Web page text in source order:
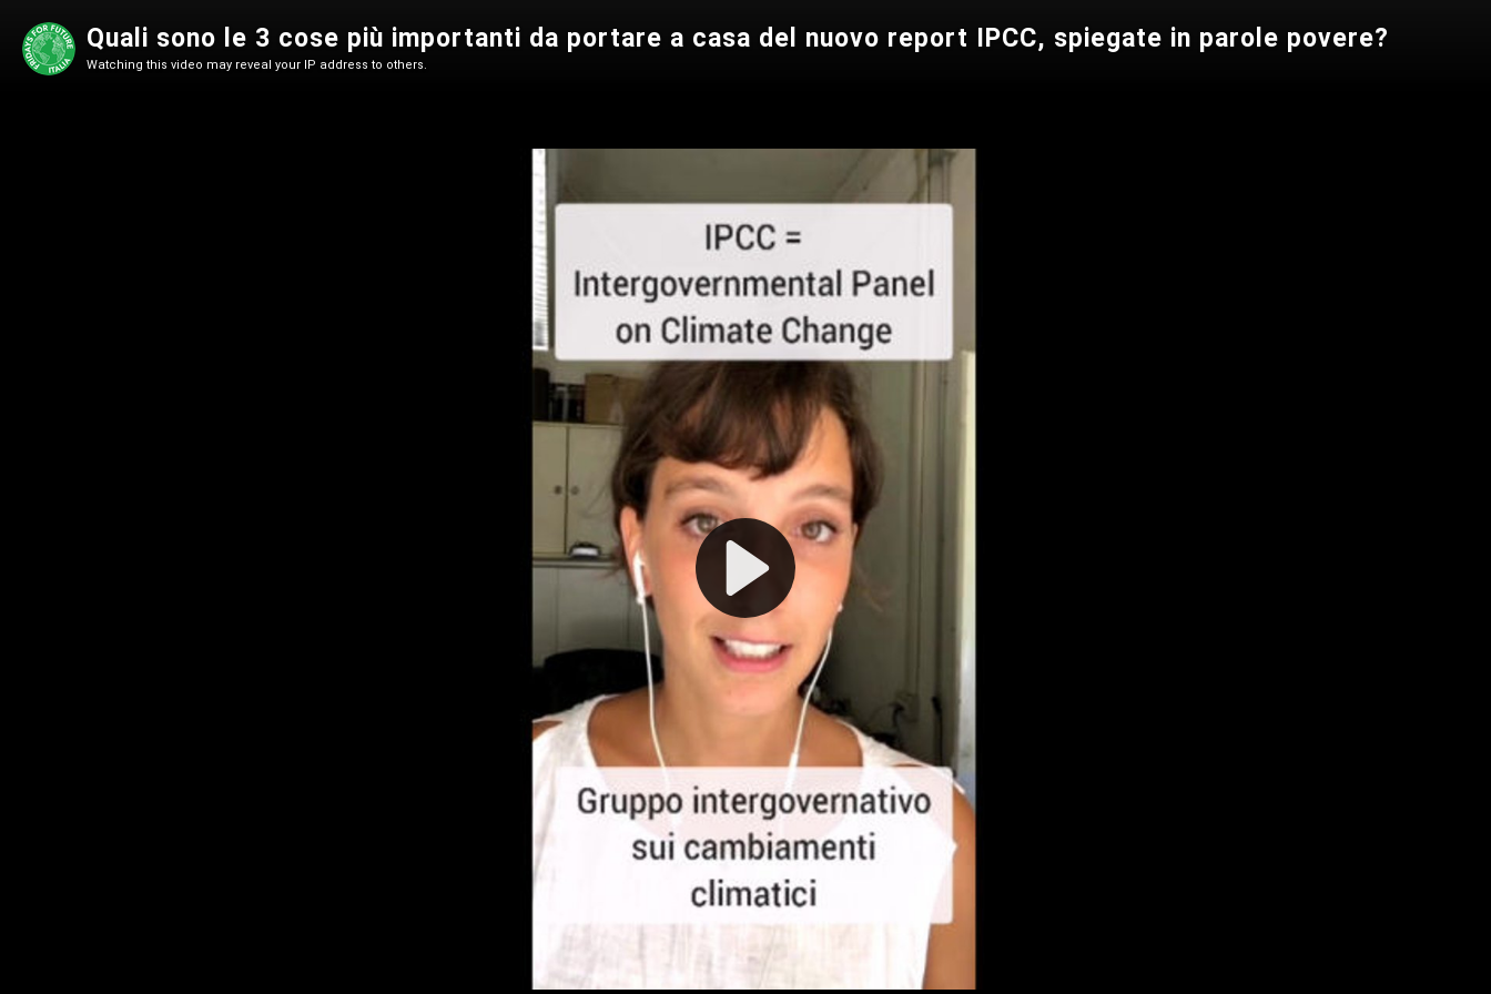
Play
Video
Quali sono le 3 cose più importanti da portare a casa del nuovo report IPCC, spiegate in parole povere?
Watching this video may reveal your IP address to others.